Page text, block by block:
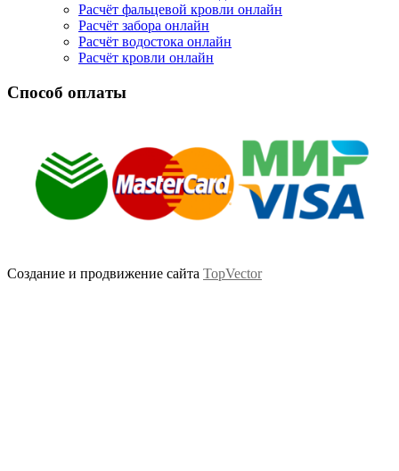
Расчёт фальцевой кровли онлайн
Расчёт забора онлайн
Расчёт водостока онлайн
Расчёт кровли онлайн
Способ оплаты
Создание и продвижение сайта TopVector